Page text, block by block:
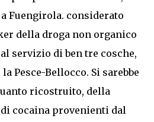
Fuengirola. considerato
della droga non organico
servizio di ben tre cosche,
Pesce-Bellocco. Si sarebbe
ricostruito, della
cocaina provenienti dal